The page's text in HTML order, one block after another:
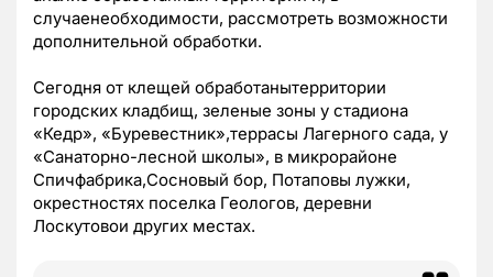
случаенеобходимости, рассмотреть возможности
дополнительной обработки.
Сегодня от клещей обработанытерритории
городских кладбищ, зеленые зоны у стадиона
«Кедр», «Буревестник»,террасы Лагерного сада, у
«Санаторно-лесной школы», в микрорайоне
Спичфабрика,Сосновый бор, Потаповы лужки,
окрестностях поселка Геологов, деревни
Лоскутовои других местах.